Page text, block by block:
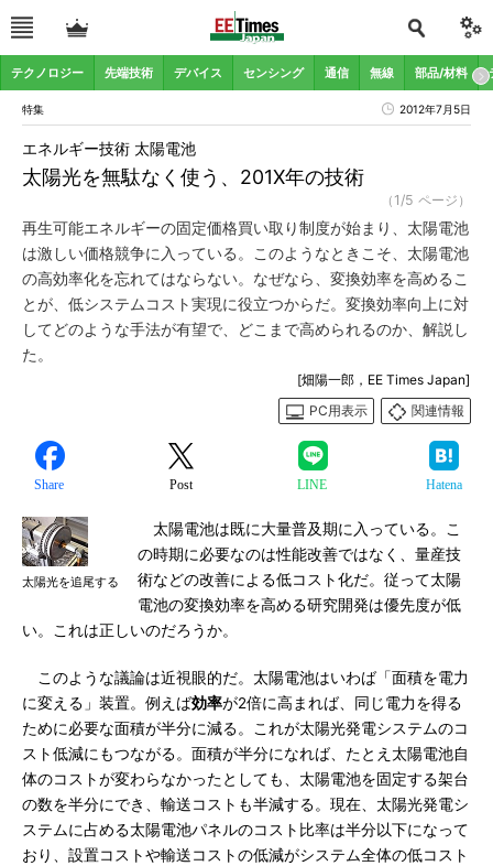
テクノロジー 先端技術 デバイス センシング 通信 無線 部品/材料
特集 2012年7月5日
太陽光を無駄なく使う、201X年の技術
エネルギー技術 太陽電池
（1/5 ページ）
再生可能エネルギーの固定価格買い取り制度が始まり、太陽電池
は激しい価格競争に入っている。このようなときこそ、太陽電池
の高効率化を忘れてはならない。なぜなら、変換効率を高めるこ
とが、低システムコスト実現に役立つからだ。変換効率向上に対
してどのような手法が有望で、どこまで高められるのか、解説し
た。
[畑陽一郎，EE Times Japan]
PC用表示
関連情報
Share Post LINE Hatena
太陽光を追尾する
太陽電池は既に大量普及期に入っている。こ
の時期に必要なのは性能改善ではなく、量産技
術などの改善による低コスト化だ。従って太陽
電池の変換効率を高める研究開発は優先度が低
い。これは正しいのだろうか。
このような議論は近視眼的だ。太陽電池はいわば「面積を電力
に変える」装置。例えば効率が2倍に高まれば、同じ電力を得る
ために必要な面積が半分に減る。これが太陽光発電システムのコ
スト低減にもつながる。面積が半分になれば、たとえ太陽電池自
体のコストが変わらなかったとしても、太陽電池を固定する架台
の数を半分にでき、輸送コストも半減する。現在、太陽光発電シ
ステムに占める太陽電池パネルのコスト比率は半分以下になって
おり、設置コストや輸送コストの低減がシステム全体の低コスト